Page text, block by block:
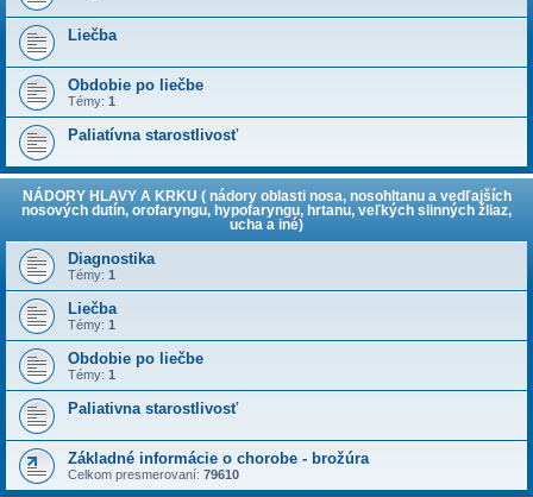
Liečba
Obdobie po liečbe
Témy: 1
Paliatívna starostlivosť
NÁDORY HLAVY A KRKU ( nádory oblasti nosa, nosohltanu a vedľajších
nosových dutín, orofaryngu, hypofaryngu, hrtanu, veľkých slinných žliaz,
ucha a iné)
Diagnostika
Témy: 1
Liečba
Témy: 1
Obdobie po liečbe
Témy: 1
Paliativna starostlivosť
Základné informácie o chorobe - brožúra
Celkom presmerovaní: 79610